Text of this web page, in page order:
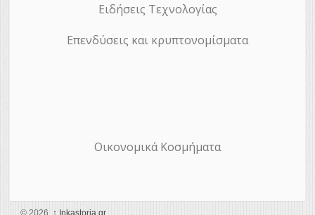
Ειδήσεις Τεχνολογίας
Επενδύσεις και κρυπτονομίσματα
Οικονομικά Κοσμήματα
© 2026, ↑ Ιnkastoria.gr